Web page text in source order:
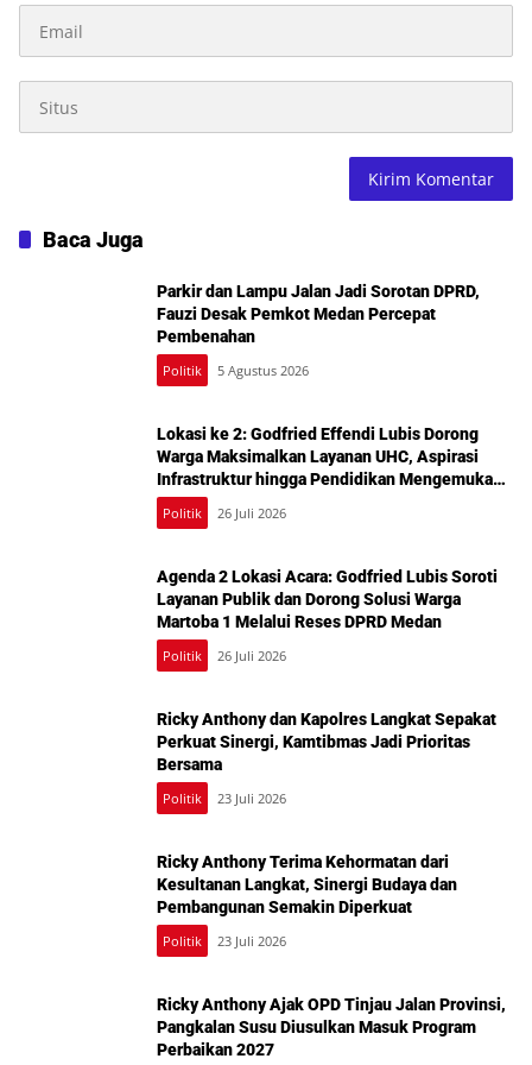
Baca Juga
Parkir dan Lampu Jalan Jadi Sorotan DPRD,
Fauzi Desak Pemkot Medan Percepat
Pembenahan
Politik 5 Agustus 2026
Lokasi ke 2: Godfried Effendi Lubis Dorong
Warga Maksimalkan Layanan UHC, Aspirasi
Infrastruktur hingga Pendidikan Mengemuka
dalam Reses Medan Amplas
Politik 26 Juli 2026
Agenda 2 Lokasi Acara: Godfried Lubis Soroti
Layanan Publik dan Dorong Solusi Warga
Martoba 1 Melalui Reses DPRD Medan
Politik 26 Juli 2026
Ricky Anthony dan Kapolres Langkat Sepakat
Perkuat Sinergi, Kamtibmas Jadi Prioritas
Bersama
Politik 23 Juli 2026
Ricky Anthony Terima Kehormatan dari
Kesultanan Langkat, Sinergi Budaya dan
Pembangunan Semakin Diperkuat
Politik 23 Juli 2026
Ricky Anthony Ajak OPD Tinjau Jalan Provinsi,
Pangkalan Susu Diusulkan Masuk Program
Perbaikan 2027